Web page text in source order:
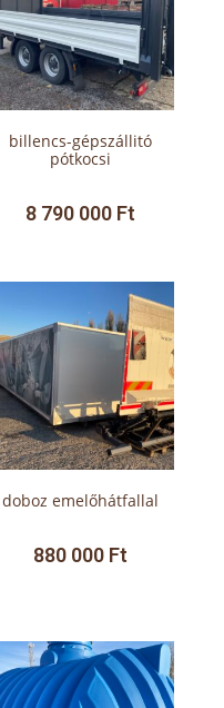
billencs-gépszállitó
pótkocsi
8 790 000 Ft
doboz emelőhátfallal
880 000 Ft